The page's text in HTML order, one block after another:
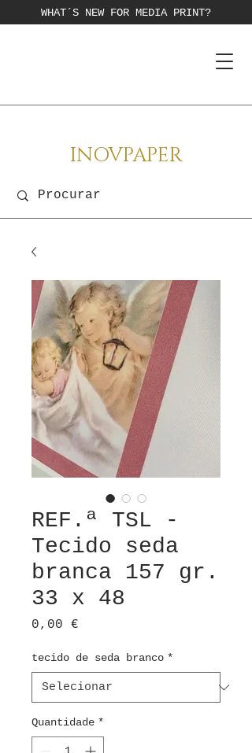
WHAT´S NEW FOR MEDIA PRINT?
INOVPAPER
REF.ª TSL -
Tecido seda
branca 157 gr.
33 x 48
0,00 €
tecido de seda branco *
Quantidade *